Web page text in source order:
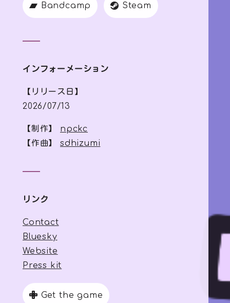
Bandcamp Steam
インフォーメーション
【リリース日】
2026/07/13
【制作】 npckc
【作曲】 sdhizumi
リンク
Contact
Bluesky
Website
Press kit
Get the game